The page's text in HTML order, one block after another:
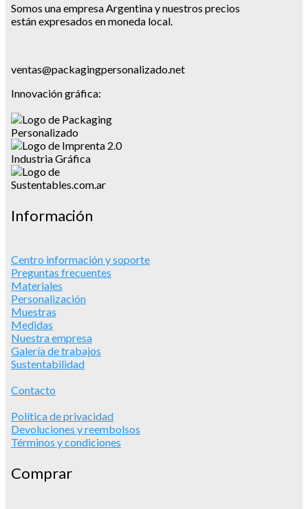
Somos una empresa Argentina y nuestros precios
están expresados en moneda local.
ventas@packagingpersonalizado.net
Innovación gráfica:
Información
Centro información y soporte
Preguntas frecuentes
Materiales
Personalización
Muestras
Medidas
Nuestra empresa
Galería de trabajos
Sustentabilidad
Contacto
Política de privacidad
Devoluciones y reembolsos
Términos y condiciones
Comprar